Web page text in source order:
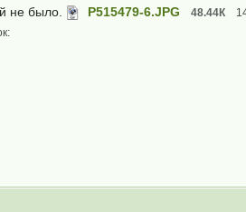
не было.
P515479-6.JPG 48.44К